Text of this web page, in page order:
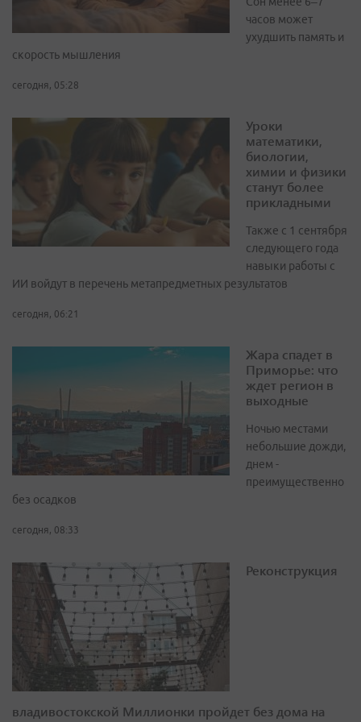
часов может
ухудшить память и
скорость мышления
сегодня, 05:28
Уроки
математики,
биологии,
химии и физики
станут более
прикладными
Также с 1 сентября
следующего года
навыки работы с
ИИ войдут в перечень метапредметных результатов
сегодня, 06:21
Жара спадет в
Приморье: что
ждет регион в
выходные
Ночью местами
небольшие дожди,
днем -
преимущественно
без осадков
сегодня, 08:33
Реконструкция
владивостокской Миллионки пройдет без дома на